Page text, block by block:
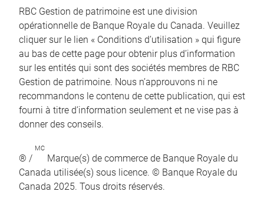
RBC Gestion de patrimoine est une division
opérationnelle de Banque Royale du Canada. Veuillez
cliquer sur le lien « Conditions d’utilisation » qui figure
au bas de cette page pour obtenir plus d’information
sur les entités qui sont des sociétés membres de RBC
Gestion de patrimoine. Nous n’approuvons ni ne
recommandons le contenu de cette publication, qui est
fourni à titre d’information seulement et ne vise pas à
donner des conseils.
® /
MC
Marque(s) de commerce de Banque Royale du
Canada utilisée(s) sous licence. © Banque Royale du
Canada 2025. Tous droits réservés.